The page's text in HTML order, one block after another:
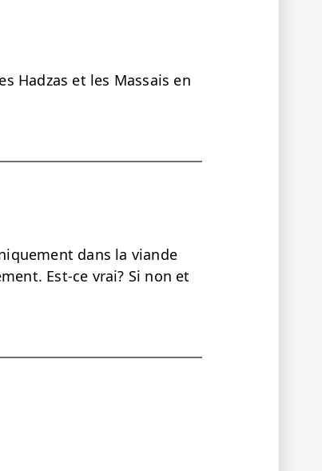
Hadzas et les Massais en
dans la viande
Est-ce vrai? Si non et